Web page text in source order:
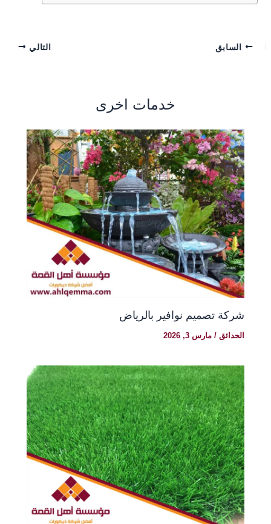
السابق التالي
خدمات اخرى
شركة تصميم نوافير بالرياض
الحدائق /مارس 3, 2026